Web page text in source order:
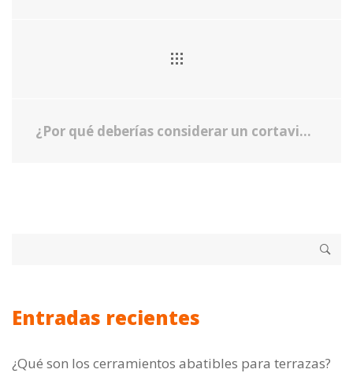
¿Por qué deberías considerar un cortavientos extensible automático para tu negocio?
Entradas recientes
¿Qué son los cerramientos abatibles para terrazas?